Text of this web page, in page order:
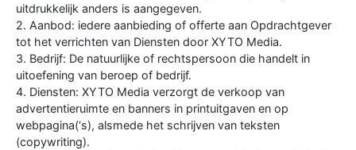
uitdrukkelijk anders is aangegeven.
2. Aanbod: iedere aanbieding of offerte aan Opdrachtgever
tot het verrichten van Diensten door XYTO Media.
3. Bedrijf: De natuurlijke of rechtspersoon die handelt in
uitoefening van beroep of bedrijf.
4. Diensten: XYTO Media verzorgt de verkoop van
advertentieruimte en banners in printuitgaven en op
webpagina(‘s), alsmede het schrijven van teksten
(copywriting).